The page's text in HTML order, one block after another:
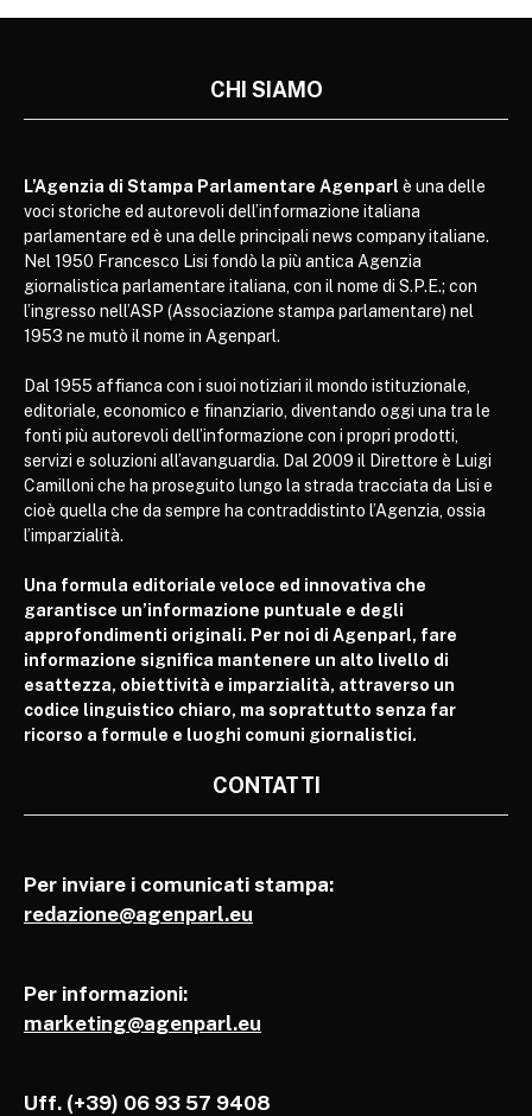
CHI SIAMO
L’Agenzia di Stampa Parlamentare Agenparl è una delle
voci storiche ed autorevoli dell’informazione italiana
parlamentare ed è una delle principali news company italiane.
Nel 1950 Francesco Lisi fondò la più antica Agenzia
giornalistica parlamentare italiana, con il nome di S.P.E.; con
l’ingresso nell’ASP (Associazione stampa parlamentare) nel
1953 ne mutò il nome in Agenparl.
Dal 1955 affianca con i suoi notiziari il mondo istituzionale,
editoriale, economico e finanziario, diventando oggi una tra le
fonti più autorevoli dell’informazione con i propri prodotti,
servizi e soluzioni all’avanguardia. Dal 2009 il Direttore è Luigi
Camilloni che ha proseguito lungo la strada tracciata da Lisi e
cioè quella che da sempre ha contraddistinto l’Agenzia, ossia
l’imparzialità.
Una formula editoriale veloce ed innovativa che
garantisce un’informazione puntuale e degli
approfondimenti originali. Per noi di Agenparl, fare
informazione significa mantenere un alto livello di
esattezza, obiettività e imparzialità, attraverso un
codice linguistico chiaro, ma soprattutto senza far
ricorso a formule e luoghi comuni giornalistici.
CONTATTI
Per inviare i comunicati stampa:
redazione@agenparl.eu
Per informazioni:
marketing@agenparl.eu
Uff. (+39) 06 93 57 9408